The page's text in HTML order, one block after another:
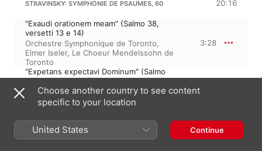
STRAVINSKY: SYMPHONIE DE PSAUMES, 60 20:16
"Exaudi orationem meam" (Salmo 38,
versetti 13 e 14)
Orchestre Symphonique de Toronto,
Elmer Iseler, Le Choeur Mendelssohn de
Toronto
3:28
"Expetans expectavi Dominum" (Salmo
40, versetti 2,3,4)
Orchestre Symphonique de Toronto,Le
Choeur Mendelssohn de Toronto
Iseler
"Laudate Dominum" (Salmo 150 tutto)
Elmer Iseler,Orchestre Symphonique de
Toronto,Le Choeur Mendelssohn de
10:29
Choose another country to see content
specific to your location
United States Continue